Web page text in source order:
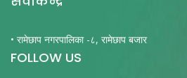
• रामेछाप नगरपालिका -८, रामेछाप बजार
FOLLOW US